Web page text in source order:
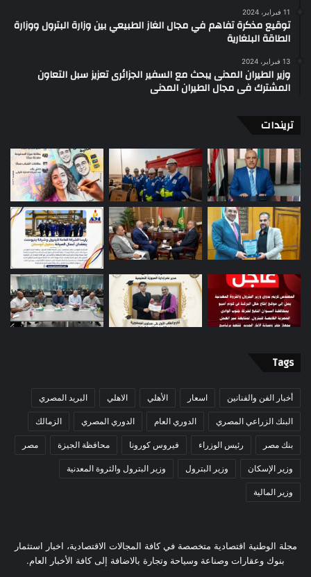
11 فبراير، 2024
توقيع مذكرة تفاهم في مجال الغاز الطبيعي بين وزارة البترول ووزارة
الطاقة البلغارية
13 فبراير، 2024
وزير الطيران المدنى يبحث مع السفير الجزائرى تعزيز سبل التعاون
المشترك فى مجال الطيران المدنى
تريندات
Tags
أخبار الفن والفنانين اسعار الأهلي الاهلي البريد المصري
البنك الزراعي المصري الدوري العام الدوري المصري الزمالك
بنك مصر رئيس الوزراء فيروس كورونا محافظة الجيزة مصر
وزير الإسكان وزير البترول وزير البترول والثروة المعدنية
وزير المالية
مجلة الوطنية اقتصادية متخصصة في كافة المجالات الاقتصادية، اخبار استثمار
بنوك وعقارات وصناعة وسياحة وتجارة بالاضافة إلى كافة الأخبار العام.